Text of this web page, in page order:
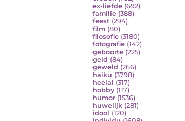
ex-liefde (692)
familie (388)
feest (294)
film (80)
filosofie (3180)
fotografie (142)
geboorte (225)
geld (84)
geweld (266)
haiku (3798)
heelal (317)
hobby (117)
humor (1536)
huwelijk (281)
idool (120)